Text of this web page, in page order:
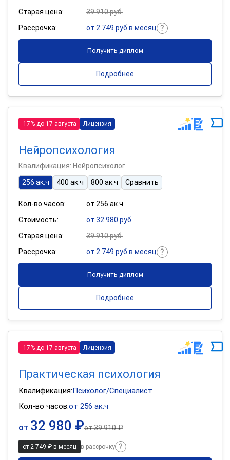
Старая цена:
39 910 руб.
Рассрочка:
от 2 749 руб в месяц
Получить диплом
Подробнее
-17% до 17 августа Лицензия
Нейропсихология
Квалификация: Нейропсихолог
256 ак.ч
400 ак.ч 800 ак.ч Сравнить
Кол-во часов:
от 256 ак.ч
Стоимость:
от 32 980 руб.
Старая цена:
39 910 руб.
Рассрочка:
от 2 749 руб в месяц
Получить диплом
Подробнее
-17% до 17 августа Лицензия
Практическая психология
Квалификация:Психолог/Специалист
Кол-во часов:от 256 ак.ч
от 32 980 ₽от39 910 ₽
от 2 749 ₽ в месяц в рассрочку